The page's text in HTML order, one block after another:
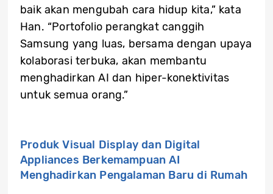
baik akan mengubah cara hidup kita,” kata
Han. “Portofolio perangkat canggih
Samsung yang luas, bersama dengan upaya
kolaborasi terbuka, akan membantu
menghadirkan AI dan hiper-konektivitas
untuk semua orang.”
Produk Visual Display dan Digital
Appliances Berkemampuan AI
Menghadirkan Pengalaman Baru di Rumah